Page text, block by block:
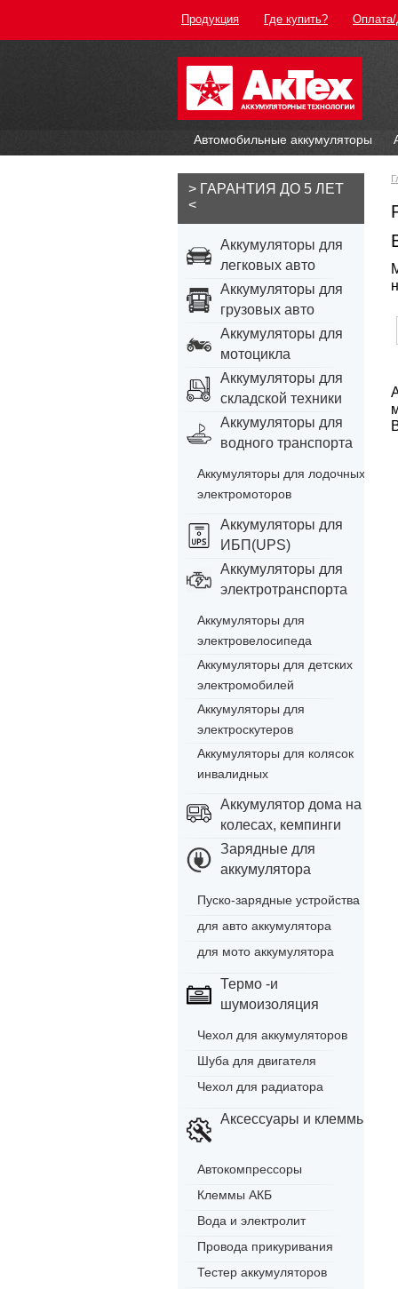
Продукция Где купить? Оплата/
Автомобильные аккумуляторы
> ГАРАНТИЯ ДО 5 ЛЕТ
<
Аккумуляторы для
легковых авто
Аккумуляторы для
грузовых авто
Аккумуляторы для
мотоцикла
Аккумуляторы для
складской техники
Аккумуляторы для
водного транспорта
Аккумуляторы для лодочных
электромоторов
Аккумуляторы для
ИБП(UPS)
Аккумуляторы для
электротранспорта
Аккумуляторы для
электровелосипеда
Аккумуляторы для детских
электромобилей
Аккумуляторы для
электроскутеров
Аккумуляторы для колясок
инвалидных
Аккумулятор дома на
колесах, кемпинги
Зарядные для
аккумулятора
Пуско-зарядные устройства
для авто аккумулятора
для мото аккумулятора
Термо -и
шумоизоляция
Чехол для аккумуляторов
Шуба для двигателя
Чехол для радиатора
Аксессуары и клеммы
Автокомпрессоры
Клеммы АКБ
Вода и электролит
Провода прикуривания
Тестер аккумуляторов